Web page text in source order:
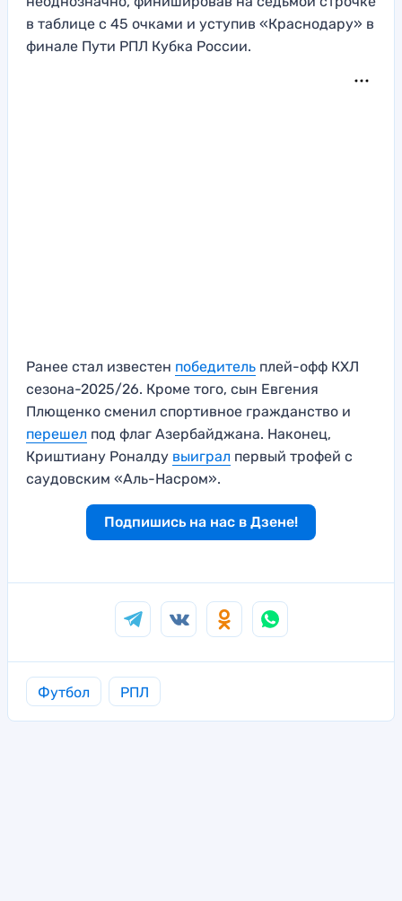
в таблице с 45 очками и уступив «Краснодару» в
финале Пути РПЛ Кубка России.
Ранее стал известен победитель плей-офф КХЛ
сезона-2025/26. Кроме того, сын Евгения
Плющенко сменил спортивное гражданство и
перешел под флаг Азербайджана. Наконец,
Криштиану Роналду выиграл первый трофей с
саудовским «Аль-Насром».
Подпишись на нас в Дзене!
Футбол РПЛ